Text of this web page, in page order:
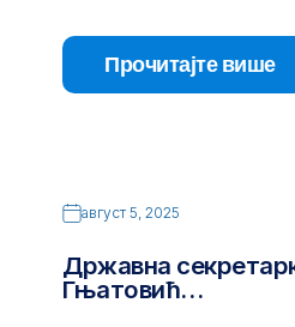
Прочитајте више
август 5, 2025
Државна
Гњатовић…